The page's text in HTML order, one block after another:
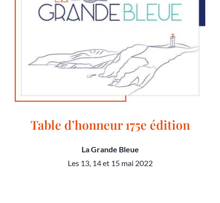
Table d’honneur 175e édition
La Grande Bleue
Les 13, 14 et 15 mai 2022